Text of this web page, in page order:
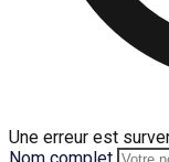
Une erreur est